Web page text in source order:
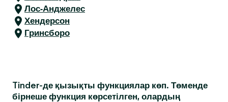
Лос-Анджелес
Хендерсон
Гринсборо
Tinder-де қызықты функциялар көп. Төменде
бірнеше функция көрсетілген, олардың